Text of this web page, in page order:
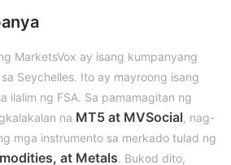
MarketsVox ay isang kumpanyang
Seychelles. Ito ay mayroong isang
ilalim ng FSA. Sa pamamagitan ng
na MT5 at MVSocial, nag-
mga instrumento sa merkado tulad ng
at Metals. Bukod dito,